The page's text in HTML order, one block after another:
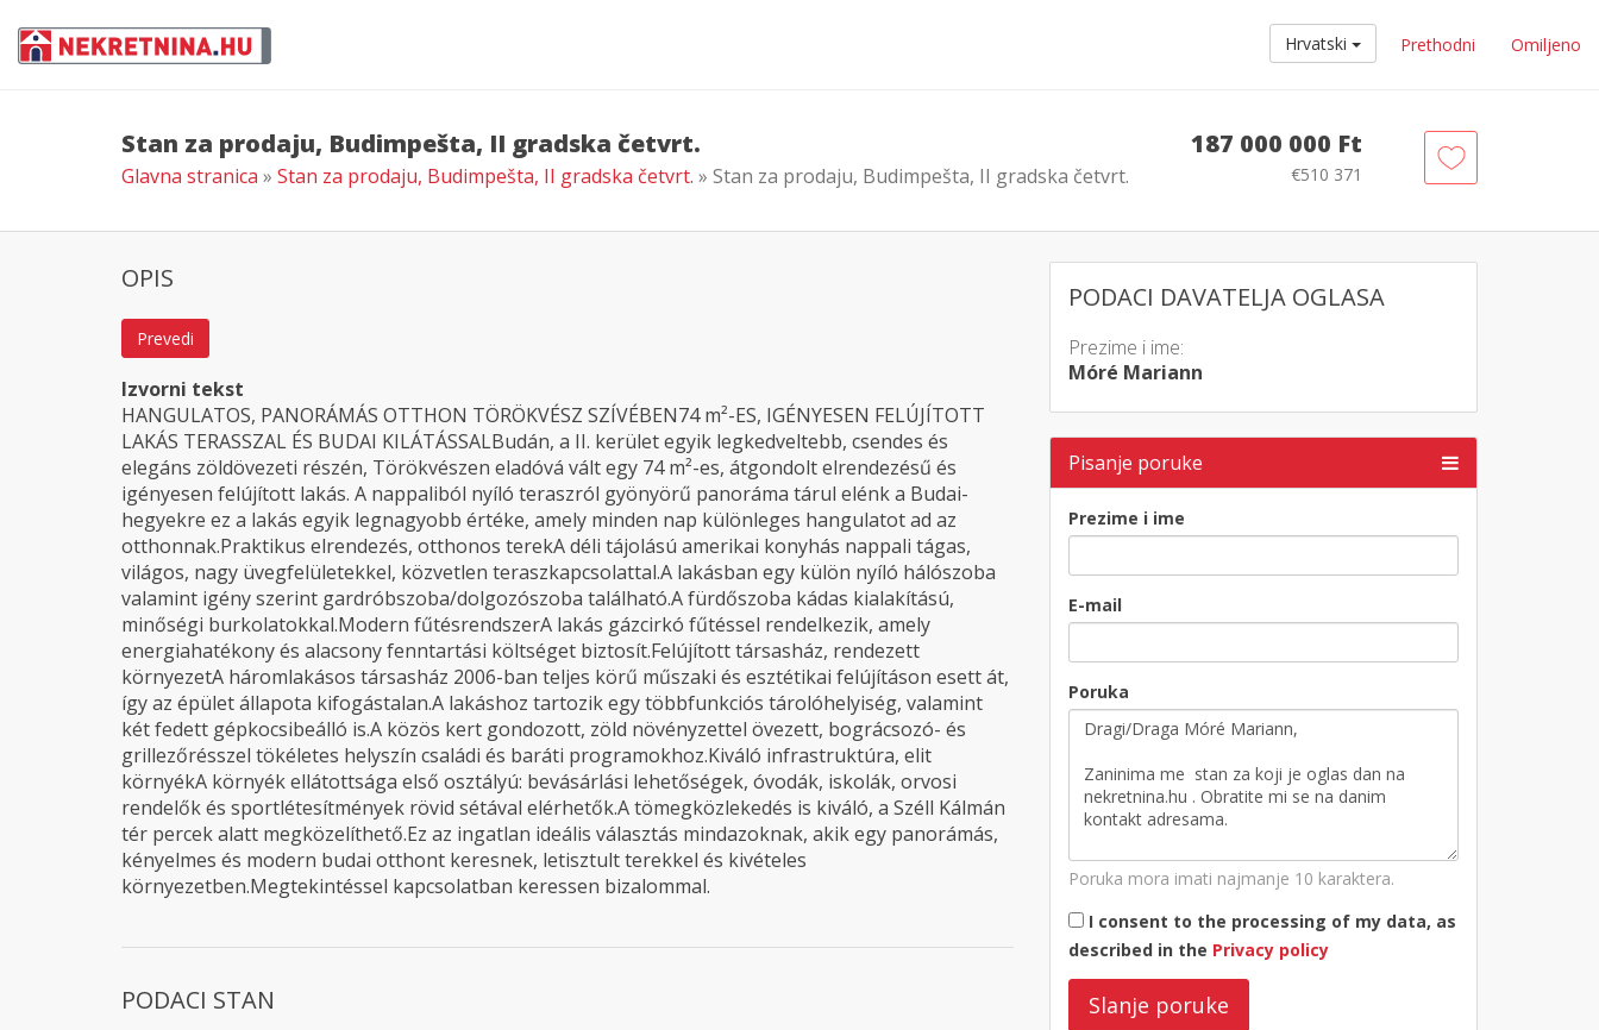
Hrvatski Prethodni Omiljeno
Stan za prodaju, Budimpešta, II gradska četvrt.
Glavna stranica » Stan za prodaju, Budimpešta, II gradska četvrt. » Stan za prodaju, Budimpešta, II gradska četvrt.
187 000 000 Ft
€510 371
PODACI DAVATELJA OGLASA
Prezime i ime:
Móré Mariann
Pisanje poruke
Prezime i ime
E-mail
Poruka
Poruka mora imati najmanje 10 karaktera.
I consent to the processing of my data, as
described in the Privacy policy
Slanje poruke
OPIS
Prevedi
Izvorni tekst
HANGULATOS, PANORÁMÁS OTTHON TÖRÖKVÉSZ SZÍVÉBEN74 m²-ES, IGÉNYESEN FELÚJÍTOTT
LAKÁS TERASSZAL ÉS BUDAI KILÁTÁSSALBudán, a II. kerület egyik legkedveltebb, csendes és
elegáns zöldövezeti részén, Törökvészen eladóvá vált egy 74 m²-es, átgondolt elrendezésű és
igényesen felújított lakás. A nappaliból nyíló teraszról gyönyörű panoráma tárul elénk a Budai-
hegyekre ez a lakás egyik legnagyobb értéke, amely minden nap különleges hangulatot ad az
otthonnak.Praktikus elrendezés, otthonos terekA déli tájolású amerikai konyhás nappali tágas,
világos, nagy üvegfelületekkel, közvetlen teraszkapcsolattal.A lakásban egy külön nyíló hálószoba
valamint igény szerint gardróbszoba/dolgozószoba található.A fürdőszoba kádas kialakítású,
minőségi burkolatokkal.Modern fűtésrendszerA lakás gázcirkó fűtéssel rendelkezik, amely
energiahatékony és alacsony fenntartási költséget biztosít.Felújított társasház, rendezett
környezetA háromlakásos társasház 2006-ban teljes körű műszaki és esztétikai felújításon esett át,
így az épület állapota kifogástalan.A lakáshoz tartozik egy többfunkciós tárolóhelyiség, valamint
két fedett gépkocsibeálló is.A közös kert gondozott, zöld növényzettel övezett, bográcsozó- és
grillezőrésszel tökéletes helyszín családi és baráti programokhoz.Kiváló infrastruktúra, elit
környékA környék ellátottsága első osztályú: bevásárlási lehetőségek, óvodák, iskolák, orvosi
rendelők és sportlétesítmények rövid sétával elérhetők.A tömegközlekedés is kiváló, a Széll Kálmán
tér percek alatt megközelíthető.Ez az ingatlan ideális választás mindazoknak, akik egy panorámás,
kényelmes és modern budai otthont keresnek, letisztult terekkel és kivételes
környezetben.Megtekintéssel kapcsolatban keressen bizalommal.
PODACI STAN